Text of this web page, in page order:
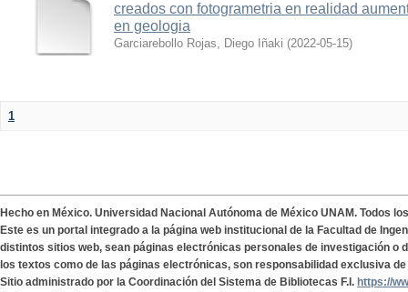
creados con fotogrametria en realidad
en geologia
Garciarebollo Rojas, Diego Iñaki (2022-05-15)
1
Hecho en México. Universidad Nacional Autónoma de México UNAM. Todos
Este es un portal integrado a la página web institucional de la Facultad de
distintos sitios web, sean páginas electrónicas personales de investigación o
los textos como de las páginas electrónicas, son responsabilidad exclusiva
Sitio administrado por la Coordinación del Sistema de Bibliotecas F.I. https://